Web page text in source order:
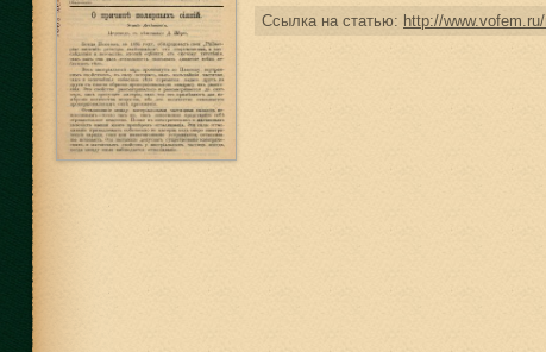
Ссылка на статью: http://